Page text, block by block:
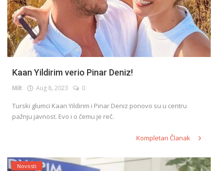
Kaan Yildirim verio Pinar Deniz!
Milt Aug 8, 2023 0
Turski glumci Kaan Yildirim i Pinar Deniz ponovo su u centru
pažnju javnost. Evo i o čemu je reč.
Kompletan Članak
Novosti